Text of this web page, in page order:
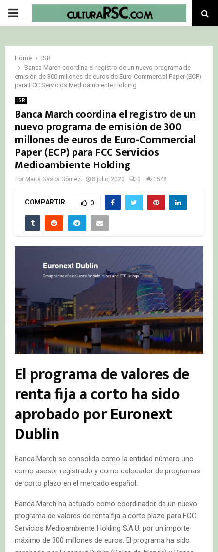
PRIMARY
Home
ISR
Banca March coordina el registro de un nuevo programa de
emisión de 300 millones de euros de Euro-Commercial Paper (ECP)
para FCC Servicios Medioambiente Holding
ISR
Banca March coordina el registro de un
nuevo programa de emisión de 300
millones de euros de Euro-Commercial
Paper (ECP) para FCC Servicios
Medioambiente Holding
Por Marta Gasca Gómez 8 julio, 2020 0 1548
COMPARTIR 0
El programa de valores de
renta fija a corto ha sido
aprobado porEuronext
Dublin
Banca March se consolida como la entidad número uno
como asesor registrado y como colocador de programas
de corto plazo en el mercado español.
Banca March ha actuado como coordinador de un nuevo
programa de valores de renta fija a corto plazo para FCC
Servicios Medioambiente Holding S.A.U. por un importe
máximo de 300 millones de euros. El programa ha sido